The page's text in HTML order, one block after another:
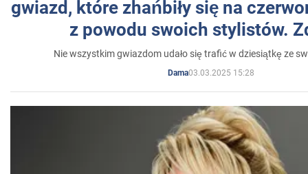
gwiazd, które zhańbiły się na
z powodu swoich stylistów.
Nie wszystkim gwiazdom udało się trafić w dziesiątkę ze
Dama03.03.2025 15:28